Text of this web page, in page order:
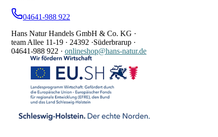
04641-988 922
Hans Natur Handels GmbH & Co. KG ·
team Allee 11-19 · 24392 ·Süderbrarup ·
04641-988 922 · onlineshop@hans-natur.de